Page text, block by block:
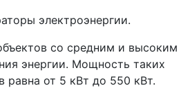
электроэнергии.
со средним и высоким
энергии. Мощность таких
равна от 5 кВт до 550 кВт.